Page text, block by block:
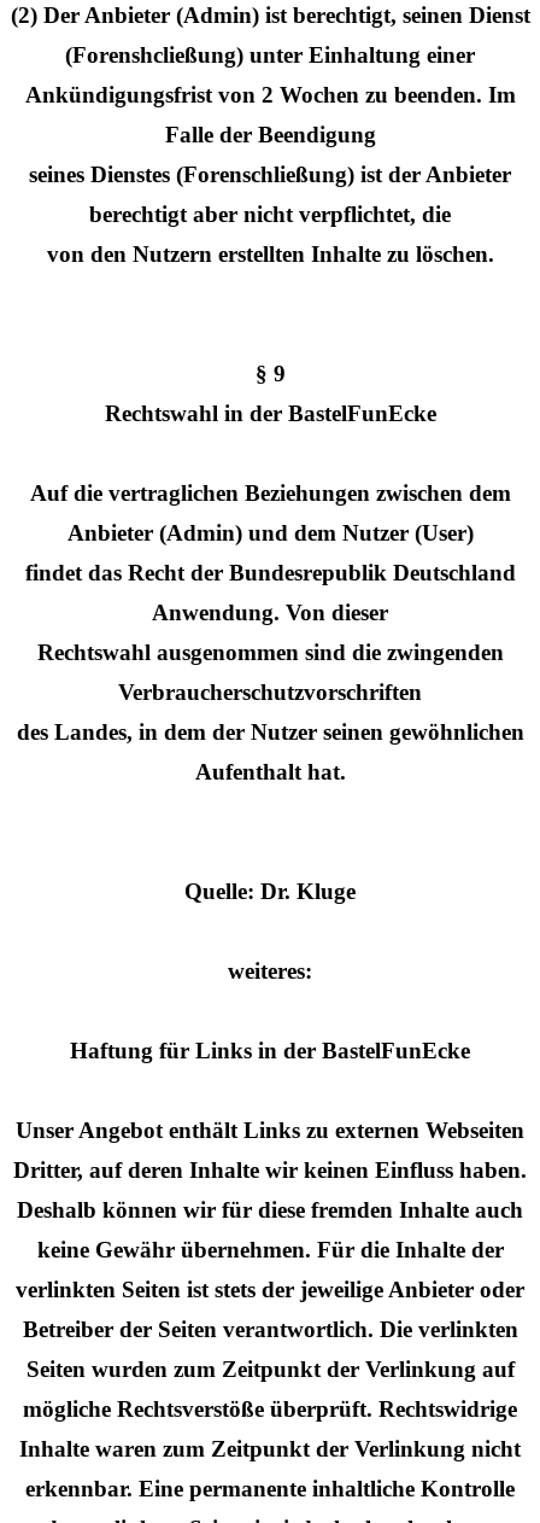
(2) Der Anbieter (Admin) ist berechtigt, seinen Dienst
(Forenshcließung) unter Einhaltung einer
Ankündigungsfrist von 2 Wochen zu beenden. Im
Falle der Beendigung
seines Dienstes (Forenschließung) ist der Anbieter
berechtigt aber nicht verpflichtet, die
von den Nutzern erstellten Inhalte zu löschen.
§ 9
Rechtswahl in der BastelFunEcke
Auf die vertraglichen Beziehungen zwischen dem
Anbieter (Admin) und dem Nutzer (User)
findet das Recht der Bundesrepublik Deutschland
Anwendung. Von dieser
Rechtswahl ausgenommen sind die zwingenden
Verbraucherschutzvorschriften
des Landes, in dem der Nutzer seinen gewöhnlichen
Aufenthalt hat.
Quelle: Dr. Kluge
weiteres:
Haftung für Links in der BastelFunEcke
Unser Angebot enthält Links zu externen Webseiten
Dritter, auf deren Inhalte wir keinen Einfluss haben.
Deshalb können wir für diese fremden Inhalte auch
keine Gewähr übernehmen. Für die Inhalte der
verlinkten Seiten ist stets der jeweilige Anbieter oder
Betreiber der Seiten verantwortlich. Die verlinkten
Seiten wurden zum Zeitpunkt der Verlinkung auf
mögliche Rechtsverstöße überprüft. Rechtswidrige
Inhalte waren zum Zeitpunkt der Verlinkung nicht
erkennbar. Eine permanente inhaltliche Kontrolle